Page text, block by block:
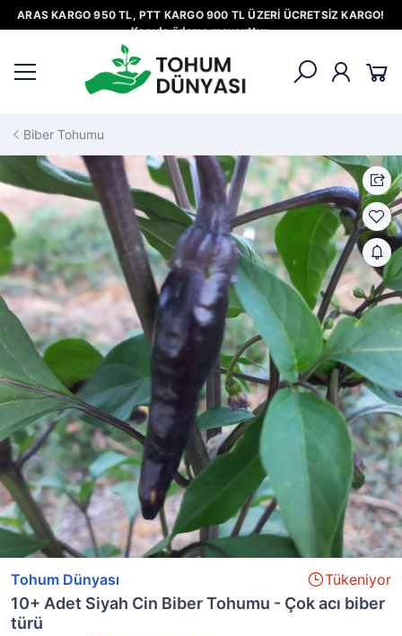
ARAS KARGO 950 TL, PTT KARGO 900 TL ÜZERİ ÜCRETSİZ KARGO!
Kapıda ödeme mevcuttur.
Biber Tohumu
Tohum Dünyası Tükeniyor
10+ Adet Siyah Cin Biber Tohumu - Çok acı biber
türü